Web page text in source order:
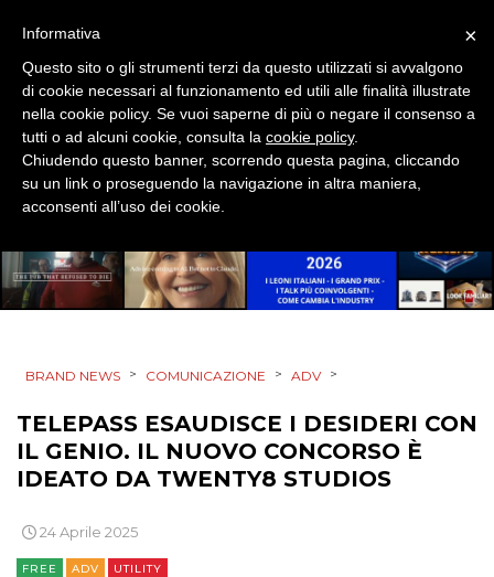
DIGITALE
EDITORIA
ESTERNA
RADIO / AUDIO
RICERCHE
NORMATIVE
BRAND NEWS > COMUNICAZIONE > ADV >
TELEPASS ESAUDISCE I DESIDERI CON
IL GENIO. IL NUOVO CONCORSO È
IDEATO DA TWENTY8 STUDIOS
24 Aprile 2025
FREE ADV UTILITY
×
Informativa
Questo sito o gli strumenti terzi da questo utilizzati si avvalgono
di cookie necessari al funzionamento ed utili alle finalità illustrate
nella cookie policy. Se vuoi saperne di più o negare il consenso a
tutti o ad alcuni cookie, consulta la cookie policy.
Chiudendo questo banner, scorrendo questa pagina, cliccando
su un link o proseguendo la navigazione in altra maniera,
acconsenti all’uso dei cookie.